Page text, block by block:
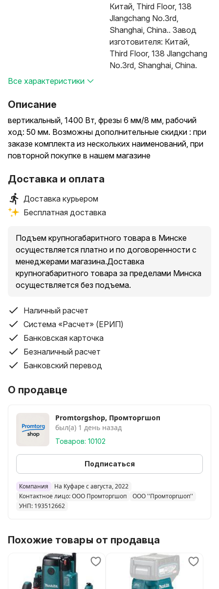
Китай, Third Floor, 138
Jlangchang No.3rd,
Shanghai, China.. Завод
изготовителя: Китай,
Third Floor, 138 Jlangchang
No.3rd, Shanghai, China.
Все характеристики
Описание
вертикальный, 1400 Вт, фрезы 6 мм/8 мм, рабочий
ход: 50 мм. Возможны дополнительные скидки : при
заказе комплекта из нескольких наименований, при
повторной покупке в нашем магазине
Доставка и оплата
Доставка курьером
Бесплатная доставка
Подъем крупногабаритного товара в Минске
осуществляется платно и по договоренности с
менеджерами магазина.Доставка
крупногабаритного товара за пределами Минска
осуществляется без подъема.
Наличный расчет
Система «Расчет» (ЕРИП)
Банковская карточка
Безналичный расчет
Банковский перевод
О продавце
Promtorgshop, Промторгшоп
был(а) 1 день назад
Товаров: 10102
Подписаться
Компания
На Куфаре с августа, 2022
Контактное лицо: ООО Промторгшоп
ООО ''Промторгшоп''
УНП: 193512662
Похожие товары от продавца